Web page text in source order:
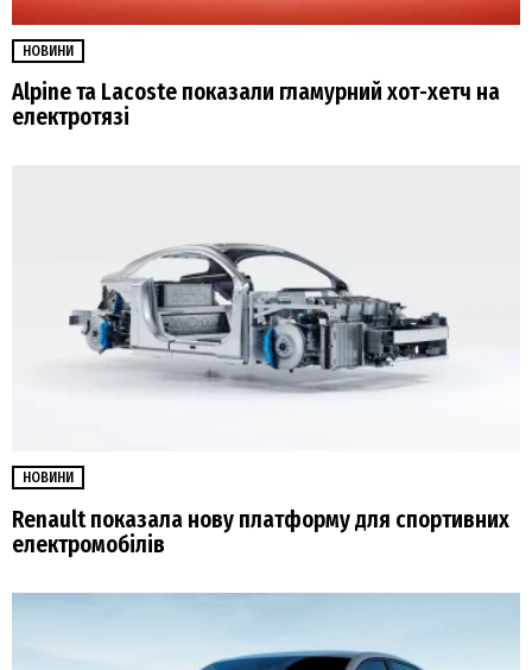
НОВИНИ
Alpine та Lacoste показали гламурний хот-хетч на
електротязі
НОВИНИ
Renault показала нову платформу для спортивних
електромобілів